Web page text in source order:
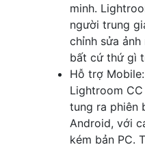
minh.
người trung
chỉnh sửa
bất cứ thứ gì
Hỗ trợ
Lightroom
tung ra phiên
Android, với
kém bản PC.